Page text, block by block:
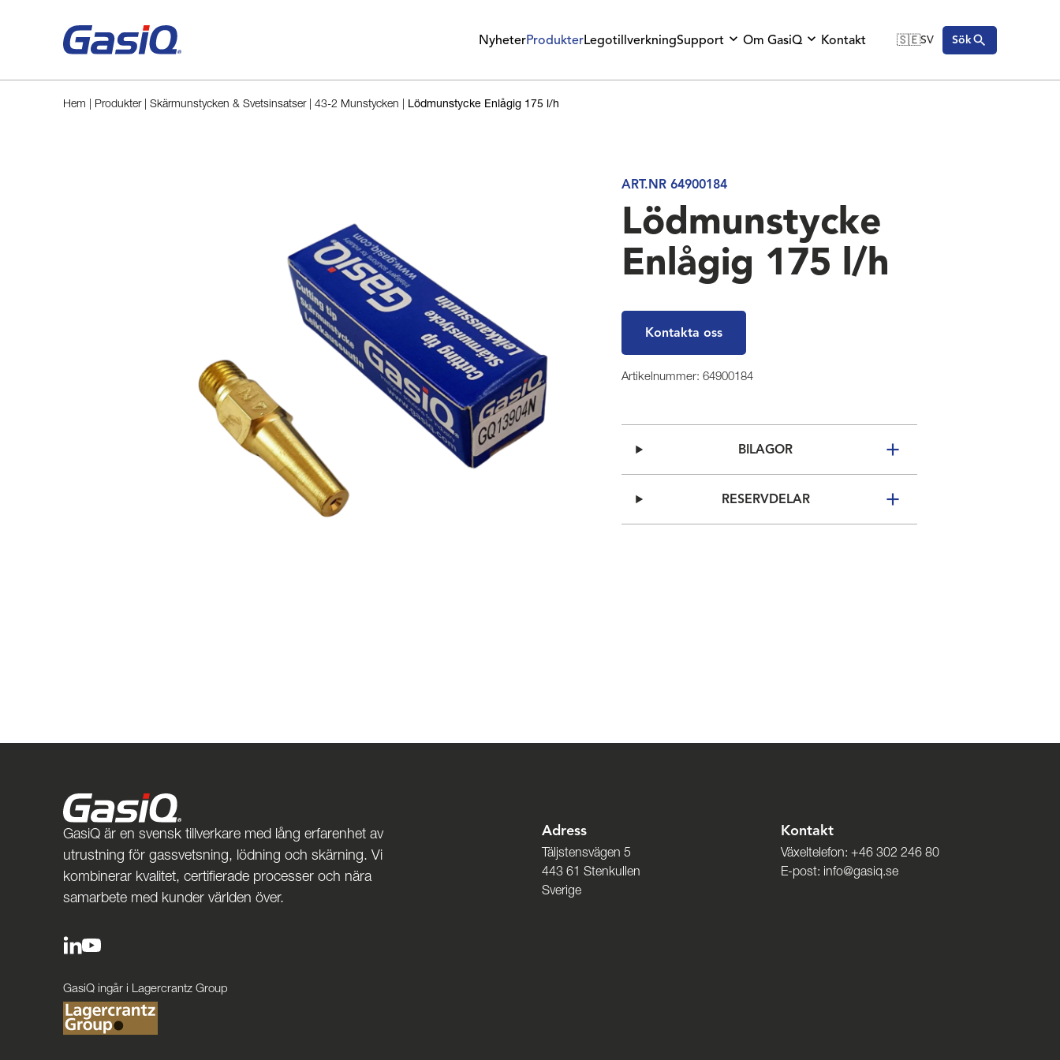
NyheterProdukterLegotillverkningSupport Om GasiQ Kontakt 🇸🇪SV Sök
Hem | Produkter| Skärmunstycken & Svetsinsatser| 43-2 Munstycken | Lödmunstycke Enlågig 175 l/h
ART.NR 64900184
Lödmunstycke
Enlågig 175 l/h
Kontakta oss
Artikelnummer: 64900184
BILAGOR
RESERVDELAR
GasiQ är en svensk tillverkare med lång erfarenhet av
utrustning för gassvetsning, lödning och skärning. Vi
kombinerar kvalitet, certifierade processer och nära
samarbete med kunder världen över.
GasiQ ingår i Lagercrantz Group
Adress
Täljstensvägen 5
443 61 Stenkullen
Sverige
Kontakt
Växeltelefon:+46 302 246 80
E-post: info@gasiq.se